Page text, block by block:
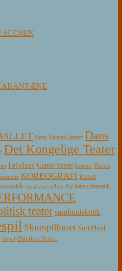
Betty Nansen Teatret Dans
Det Kongelige Teater
følelser Gamle Scene humor Husets
KOREOGRAFI kunst
musikforestilling Ny dansk dramatik
teater samfundskritik
Skuespilhuset Sort/Hvid
Tivoli Østerbro Teater